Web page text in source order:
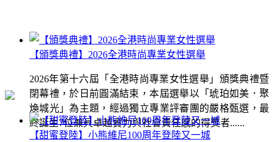
【頒獎典禮】2026全港時尚專業女性選舉
2026年第十六屆「全港時尚專業女性選舉」頒獎典禮暨
閉幕禮，於日前圓滿結束，本屆選舉以「琥珀如美．聚
煥城光」為主題，經過獨立專業評審團的嚴格甄選，最
終誕生7位兼具卓越實力與社會責任感的得獎者......
【甜蜜登陸】小熊維尼100周年登陸又一城